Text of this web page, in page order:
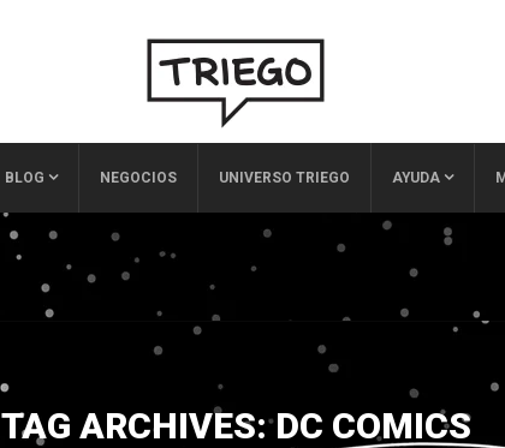
BLOG NEGOCIOS UNIVERSO TRIEGO AYUDA
TAG ARCHIVES: DC COMICS